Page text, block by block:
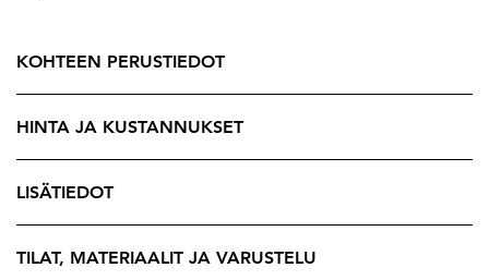
Talon sydän löytyy sen pihapiiristä. Reilun kokoinen,
noin 1600 m² tasamaatontti tarjoaa runsaasti
mahdollisuuksia puutarhanhoitoon, viljelyyn tai
vaikkapa oleskelualueiden toteuttamiseen. Täällä voit
luoda juuri oman näköisesi pihakeitaan – tilaa riittää
niin hyötypuutarhalle kuin lasten leikeille.
Lisäksi kiinteistöllä on autotalli sekä hyvin säilytystilaa.
KOHTEEN PERUSTIEDOT
HINTA JA KUSTANNUKSET
LISÄTIEDOT
TILAT, MATERIAALIT JA VARUSTELU